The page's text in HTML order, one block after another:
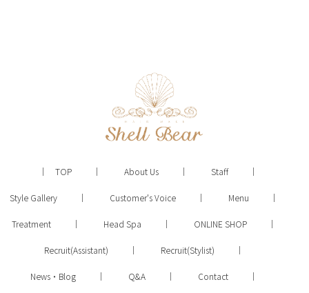
TOP About Us Staff
Style Gallery Customer's Voice Menu
Treatment Head Spa ONLINE SHOP
Recruit(Assistant) Recruit(Stylist)
News・Blog Q&A Contact